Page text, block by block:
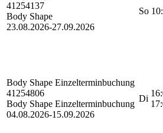
41254137
Body Shape
23.08.2026-27.09.2026
So
Body Shape Einzelterminbuchung
41254806
Body Shape Einzelterminbuchung
04.08.2026-15.09.2026
Di